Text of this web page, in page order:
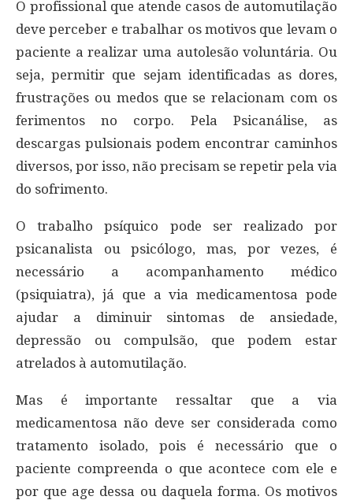
O profissional que atende casos de automutilação
deve perceber e trabalhar os motivos que levam o
paciente a realizar uma autolesão voluntária. Ou
seja, permitir que sejam identificadas as dores,
frustrações ou medos que se relacionam com os
ferimentos no corpo. Pela Psicanálise, as
descargas pulsionais podem encontrar caminhos
diversos, por isso, não precisam se repetir pela via
do sofrimento.
O trabalho psíquico pode ser realizado por
psicanalista ou psicólogo, mas, por vezes, é
necessário a acompanhamento médico
(psiquiatra), já que a via medicamentosa pode
ajudar a diminuir sintomas de ansiedade,
depressão ou compulsão, que podem estar
atrelados à automutilação.
Mas é importante ressaltar que a via
medicamentosa não deve ser considerada como
tratamento isolado, pois é necessário que o
paciente compreenda o que acontece com ele e
por que age dessa ou daquela forma. Os motivos